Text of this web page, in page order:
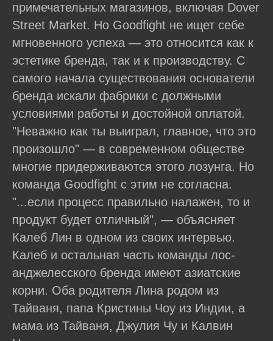
примечательных магазинов, включая Dover
Street Market. Но Goodfight не ищет себе
мгновенного успеха — это относится как к
эстетике бренда, так и к производству. С
самого начала существования основатели
бренда искали фабрики с должными
условиями работы и достойной оплатой.
"Неважно как ты выиграл, главное, что это
произошло" — в современном обществе
многие придерживаются этого лозунга. Но
команда Goodfight с этим не согласна.
"...если процесс правильно налажен, то и
продукт будет отличный", — объясняет
Калеб Лин в одном из своих интервью.
Калеб и остальная часть команды лос-
анджелесского бренда имеют азиатские
корни. Оба родителя Лина родом из
Тайваня, папа Кристины Чоу из Индии, а
мама из Тайваня, Джулия Чу и Калвин